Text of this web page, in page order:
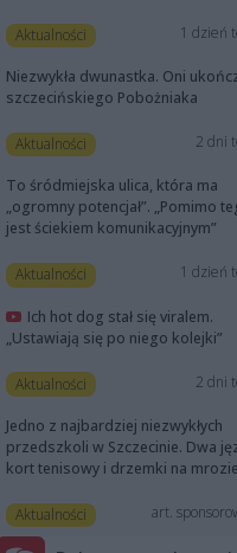
Aktualności 1 dzień
Niezwykła dwunastka. Oni
szczecińskiego Pobożniaka
Aktualności 2 dni
To śródmiejska ulica, która ma
„ogromny potencjał”. „Pomimo
jest ściekiem komunikacyjnym”
Aktualności 1 dzień
Ich hot dog stał się viralem.
„Ustawiają się po niego kolejki”
Aktualności 2 dni
Jedno z najbardziej niezwykłych
przedszkoli w Szczecinie. Dwa
kort tenisowy i drzemki na mrozie
Aktualności art.